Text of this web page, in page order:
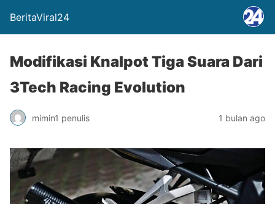
BeritaViral24
Modifikasi Knalpot Tiga Suara Dari
3Tech Racing Evolution
mimin1 penulis 1 bulan ago